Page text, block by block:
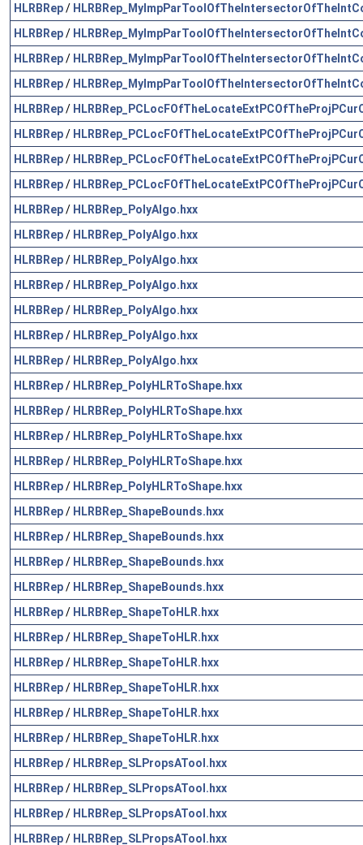
HLRBRep/
HLRBRep/
HLRBRep/
HLRBRep/
HLRBRep/
HLRBRep/
HLRBRep/
HLRBRep/
HLRBRep/ HLRBRep_PolyAlgo.hxx
HLRBRep/ HLRBRep_PolyAlgo.hxx
HLRBRep/ HLRBRep_PolyAlgo.hxx
HLRBRep/ HLRBRep_PolyAlgo.hxx
HLRBRep/ HLRBRep_PolyAlgo.hxx
HLRBRep/ HLRBRep_PolyAlgo.hxx
HLRBRep/ HLRBRep_PolyAlgo.hxx
HLRBRep/ HLRBRep_PolyHLRToShape.hxx
HLRBRep/ HLRBRep_PolyHLRToShape.hxx
HLRBRep/ HLRBRep_PolyHLRToShape.hxx
HLRBRep/ HLRBRep_PolyHLRToShape.hxx
HLRBRep/ HLRBRep_PolyHLRToShape.hxx
HLRBRep/ HLRBRep_ShapeBounds.hxx
HLRBRep/ HLRBRep_ShapeBounds.hxx
HLRBRep/ HLRBRep_ShapeBounds.hxx
HLRBRep/ HLRBRep_ShapeBounds.hxx
HLRBRep/ HLRBRep_ShapeToHLR.hxx
HLRBRep/ HLRBRep_ShapeToHLR.hxx
HLRBRep/ HLRBRep_ShapeToHLR.hxx
HLRBRep/ HLRBRep_ShapeToHLR.hxx
HLRBRep/ HLRBRep_ShapeToHLR.hxx
HLRBRep/ HLRBRep_ShapeToHLR.hxx
HLRBRep/ HLRBRep_SLPropsATool.hxx
HLRBRep/ HLRBRep_SLPropsATool.hxx
HLRBRep/ HLRBRep_SLPropsATool.hxx
HLRBRep/ HLRBRep_SLPropsATool.hxx